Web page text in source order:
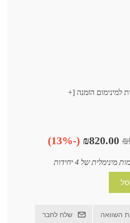
כסאות למינימום הזמנה [+
₪820.00
(-13%)
של 4 יחידות